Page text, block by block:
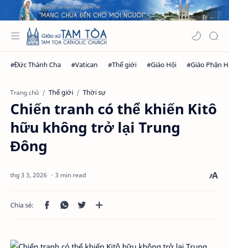
Trang chủ Thế giới Thời sự
Chiến tranh có thể khiến Kitô
hữu không trở lại Trung
Đông
3 min read